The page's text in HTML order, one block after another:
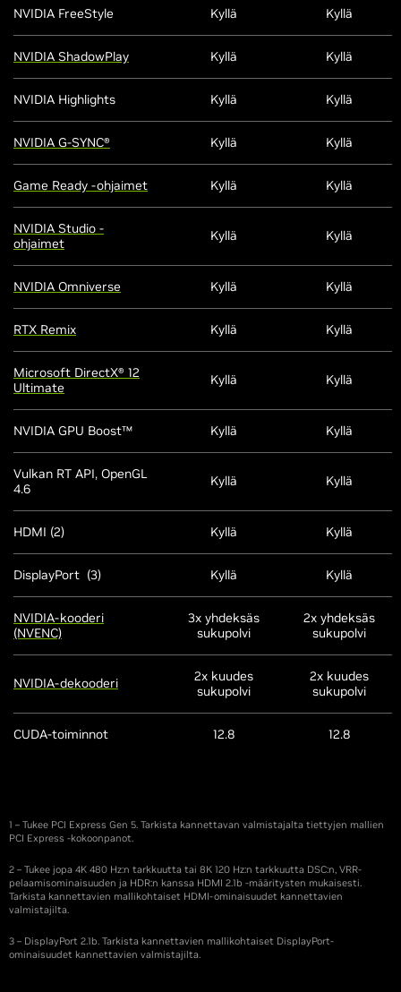
NVIDIA FreeStyle Kyllä Kyllä
NVIDIA ShadowPlay Kyllä Kyllä
NVIDIA Highlights Kyllä Kyllä
NVIDIA G-SYNC® Kyllä Kyllä
Game Ready -ohjaimet Kyllä Kyllä
NVIDIA Studio -
ohjaimet
Kyllä Kyllä
NVIDIA Omniverse Kyllä Kyllä
RTX Remix Kyllä Kyllä
Microsoft DirectX® 12
Ultimate
Kyllä Kyllä
NVIDIA GPU Boost™ Kyllä Kyllä
Vulkan RT API, OpenGL
4.6
Kyllä Kyllä
HDMI (2) Kyllä Kyllä
DisplayPort (3) Kyllä Kyllä
NVIDIA-kooderi
(NVENC)
3x yhdeksäs
sukupolvi
2x yhdeksäs
sukupolvi
NVIDIA-dekooderi
2x kuudes
sukupolvi
2x kuudes
sukupolvi
CUDA-toiminnot 12.8 12.8
1 – Tukee PCI Express Gen 5. Tarkista kannettavan valmistajalta tiettyjen mallien
PCI Express -kokoonpanot.
2 – Tukee jopa 4K 480 Hz:n tarkkuutta tai 8K 120 Hz:n tarkkuutta DSC:n, VRR-
pelaamisominaisuuden ja HDR:n kanssa HDMI 2.1b -määritysten mukaisesti.
Tarkista kannettavien mallikohtaiset HDMI-ominaisuudet kannettavien
valmistajilta.
3 – DisplayPort 2.1b. Tarkista kannettavien mallikohtaiset DisplayPort-
ominaisuudet kannettavien valmistajilta.